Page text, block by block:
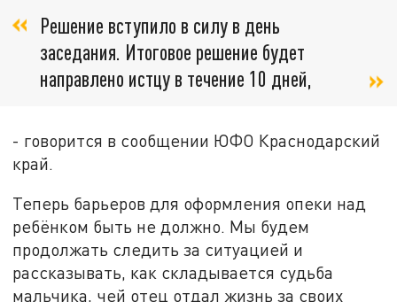
Решение вступило в силу в день
заседания. Итоговое решение будет
направлено истцу в течение 10 дней,
- говорится в сообщении ЮФО Краснодарский
край.
Теперь барьеров для оформления опеки над
ребёнком быть не должно. Мы будем
продолжать следить за ситуацией и
рассказывать, как складывается судьба
мальчика, чей отец отдал жизнь за своих